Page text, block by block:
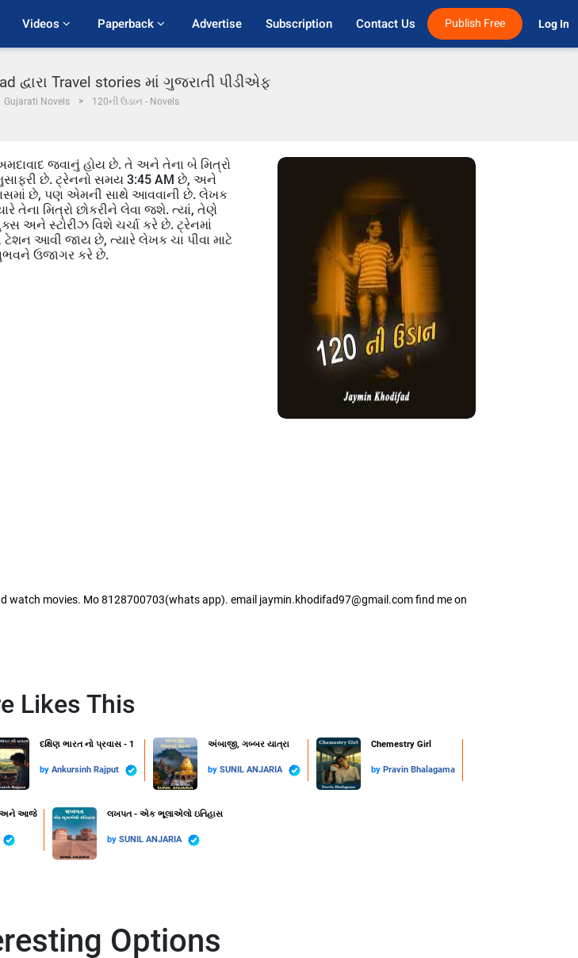
Videos Paperback Advertise Subscription Contact Us Publish Free Log In
દ્વારા Travel stories માં ગુજરાતી પીડીએફ
Gujarati Novels 120ની ઉડાન - Novels
જવાનું હોય છે. તે અને તેના બે મિત્રો
છે. ટ્રેનનો સમય 3:45 AM છે, અને
છે, પણ એમની સાથે આવવાની છે. લેખક
મિત્રો છોકરીને લેવા જશે. ત્યાં, તેણે
અને સ્ટોરીઝ વિશે ચર્ચા કરે છે. ટ્રેનમાં
આવી જાય છે, ત્યારે લેખક ચા પીવા માટે
ઉજાગર કરે છે.
watch movies. Mo 8128700703(whats app). email jaymin.khodifad97@gmail.com find me on
Likes This
દક્ષિણ ભારત નો પ્રવાસ - 1
by Ankursinh Rajput
અંબાજી, ગબ્બર યાત્રા
by SUNIL ANJARIA
Chemestry Girl
by Pravin Bhalagama
અને આજે લખપત - એક ભૂલાએલો ઇતિહાસ
by SUNIL ANJARIA
Options